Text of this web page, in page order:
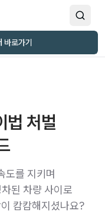
바로가기
법 처벌
도를 지키며
된 차량 사이로
캄캄해지셨나요?